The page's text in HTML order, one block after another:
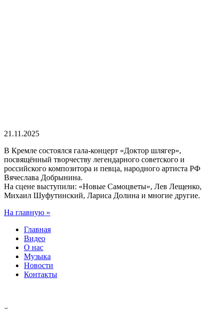
21.11.2025
В Кремле состоялся гала-концерт «Доктор шлягер»,
посвящённый творчеству легендарного советского и
российского композитора и певца, народного артиста РФ
Вячеслава Добрынина.
На сцене выступили: «Новые Самоцветы», Лев Лещенко,
Михаил Шуфутинский, Лариса Долина и многие другие.
На главную »
Главная
Видео
О нас
Музыка
Новости
Контакты